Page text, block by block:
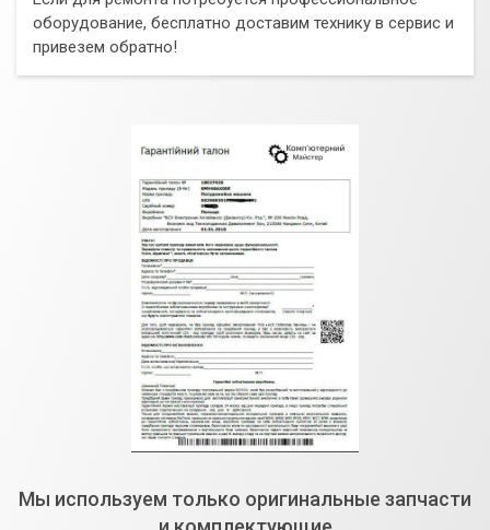
оборудование, бесплатно доставим технику в сервис и
привезем обратно!
Мы используем только оригинальные запчасти